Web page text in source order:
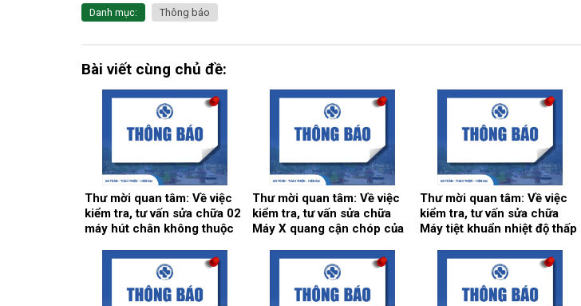
Danh mục: Thông báo
Bài viết cùng chủ đề:
Thư mời quan tâm: Về việc
kiểm tra, tư vấn sửa chữa 02
máy hút chân không thuộc
Thư mời quan tâm: Về việc
kiểm tra, tư vấn sửa chữa
Máy X quang cận chóp của
Thư mời quan tâm: Về việc
kiểm tra, tư vấn sửa chữa
Máy tiệt khuẩn nhiệt độ thấp
khuẩn.